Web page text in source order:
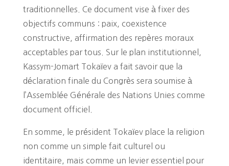
traditionnelles. Ce document vise à fixer des
objectifs communs : paix, coexistence
constructive, affirmation des repères moraux
acceptables par tous. Sur le plan institutionnel,
Kassym-Jomart Tokaïev a fait savoir que la
déclaration finale du Congrès sera soumise à
l’Assemblée Générale des Nations Unies comme
document officiel.
En somme, le président Tokaïev place la religion
non comme un simple fait culturel ou
identitaire, mais comme un levier essentiel pour